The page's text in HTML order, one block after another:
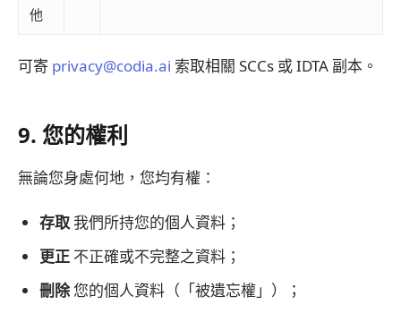
他
可寄 privacy@codia.ai 索取相關 SCCs 或 IDTA 副本。
9. 您的權利
無論您身處何地，您均有權：
存取我們所持您的個人資料；
更正 不正確或不完整之資料；
刪除您的個人資料（「被遺忘權」）；